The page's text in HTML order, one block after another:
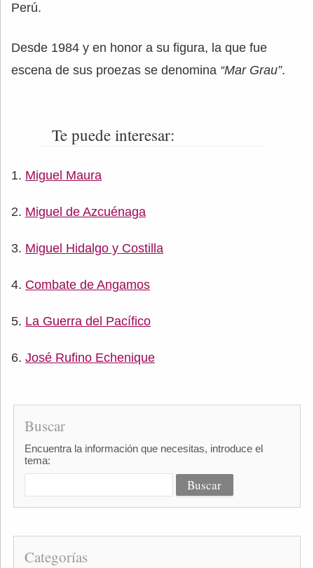
Perú.
Desde 1984 y en honor a su figura, la que fue
escena de sus proezas se denomina “Mar Grau”.
Te puede interesar:
Miguel Maura
Miguel de Azcuénaga
Miguel Hidalgo y Costilla
Combate de Angamos
La Guerra del Pacífico
José Rufino Echenique
Buscar
Encuentra la información que necesitas, introduce el
tema:
Categorías